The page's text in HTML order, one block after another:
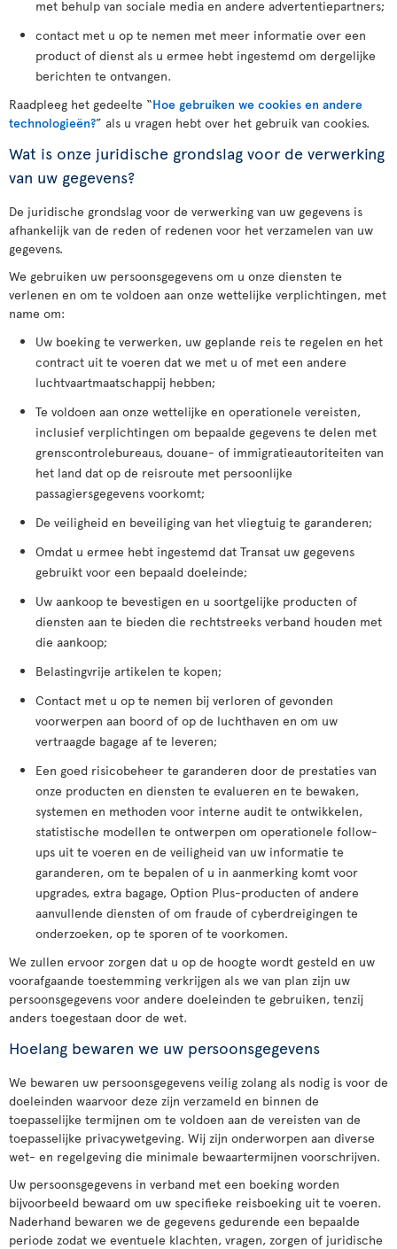
met behulp van sociale media en andere advertentiepartners;
contact met u op te nemen met meer informatie over een
product of dienst als u ermee hebt ingestemd om dergelijke
berichten te ontvangen.
Raadpleeg het gedeelte “Hoe gebruiken we cookies en andere
technologieën?” als u vragen hebt over het gebruik van cookies.
Wat is onze juridische grondslag voor de verwerking
van uw gegevens?
De juridische grondslag voor de verwerking van uw gegevens is
afhankelijk van de reden of redenen voor het verzamelen van uw
gegevens.
We gebruiken uw persoonsgegevens om u onze diensten te
verlenen en om te voldoen aan onze wettelijke verplichtingen, met
name om:
Uw boeking te verwerken, uw geplande reis te regelen en het
contract uit te voeren dat we met u of met een andere
luchtvaartmaatschappij hebben;
Te voldoen aan onze wettelijke en operationele vereisten,
inclusief verplichtingen om bepaalde gegevens te delen met
grenscontrolebureaus, douane- of immigratieautoriteiten van
het land dat op de reisroute met persoonlijke
passagiersgegevens voorkomt;
De veiligheid en beveiliging van het vliegtuig te garanderen;
Omdat u ermee hebt ingestemd dat Transat uw gegevens
gebruikt voor een bepaald doeleinde;
Uw aankoop te bevestigen en u soortgelijke producten of
diensten aan te bieden die rechtstreeks verband houden met
die aankoop;
Belastingvrije artikelen te kopen;
Contact met u op te nemen bij verloren of gevonden
voorwerpen aan boord of op de luchthaven en om uw
vertraagde bagage af te leveren;
Een goed risicobeheer te garanderen door de prestaties van
onze producten en diensten te evalueren en te bewaken,
systemen en methoden voor interne audit te ontwikkelen,
statistische modellen te ontwerpen om operationele follow-
ups uit te voeren en de veiligheid van uw informatie te
garanderen, om te bepalen of u in aanmerking komt voor
upgrades, extra bagage, Option Plus-producten of andere
aanvullende diensten of om fraude of cyberdreigingen te
onderzoeken, op te sporen of te voorkomen.
We zullen ervoor zorgen dat u op de hoogte wordt gesteld en uw
voorafgaande toestemming verkrijgen als we van plan zijn uw
persoonsgegevens voor andere doeleinden te gebruiken, tenzij
anders toegestaan door de wet.
Hoelang bewaren we uw persoonsgegevens
We bewaren uw persoonsgegevens veilig zolang als nodig is voor de
doeleinden waarvoor deze zijn verzameld en binnen de
toepasselijke termijnen om te voldoen aan de vereisten van de
toepasselijke privacywetgeving. Wij zijn onderworpen aan diverse
wet- en regelgeving die minimale bewaartermijnen voorschrijven.
Uw persoonsgegevens in verband met een boeking worden
bijvoorbeeld bewaard om uw specifieke reisboeking uit te voeren.
Naderhand bewaren we de gegevens gedurende een bepaalde
periode zodat we eventuele klachten, vragen, zorgen of juridische